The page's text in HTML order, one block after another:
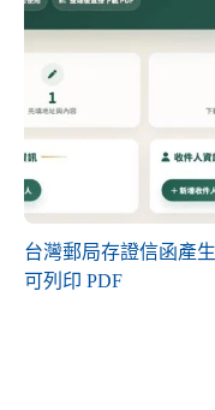
台灣郵局存證信函產
可列印 PDF